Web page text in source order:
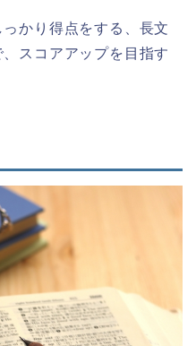
かり得点をする、長文
スコアアップを目指す